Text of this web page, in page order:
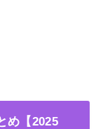
め【2025